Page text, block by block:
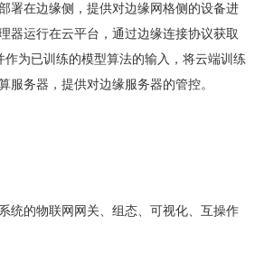
署在边缘侧，提供对边缘网格侧的设备进
器运行在云平台，通过边缘连接协议获取
为已训练的模型算法的输入，将云端训练
服务器，提供对边缘服务器的管控。
统的物联网网关、组态、可视化、互操作